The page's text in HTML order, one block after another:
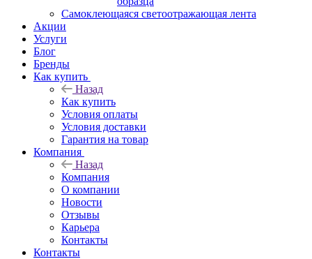
Самоклеющаяся светоотражающая лента
Акции
Услуги
Блог
Бренды
Как купить
Назад
Как купить
Условия оплаты
Условия доставки
Гарантия на товар
Компания
Назад
Компания
О компании
Новости
Отзывы
Карьера
Контакты
Контакты